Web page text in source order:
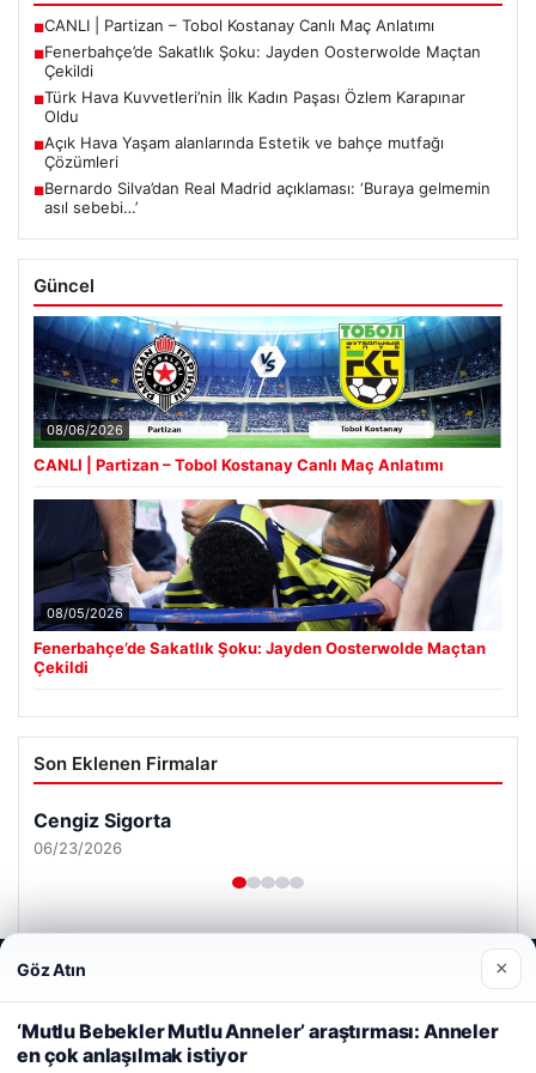
■CANLI | Partizan – Tobol Kostanay Canlı Maç Anlatımı
■Fenerbahçe’de Sakatlık Şoku: Jayden Oosterwolde Maçtan
Çekildi
■Türk Hava Kuvvetleri’nin İlk Kadın Paşası Özlem Karapınar
Oldu
■Açık Hava Yaşam alanlarında Estetik ve bahçe mutfağı
Çözümleri
■Bernardo Silva’dan Real Madrid açıklaması: ‘Buraya gelmemin
asıl sebebi…’
Güncel
08/06/2026
CANLI | Partizan – Tobol Kostanay Canlı Maç Anlatımı
08/05/2026
Fenerbahçe’de Sakatlık Şoku: Jayden Oosterwolde Maçtan
Çekildi
Son Eklenen Firmalar
Cengiz Sigorta
06/23/2026
© 2026 Haber Nerde | Güncel Haberler
Web sitemizi nasıl kullandığınızı daha iyi anlayabilmek,
deneyiminizi kişiselleştirmek ve geliştirmek amacıyla çerezler
kullanıyoruz.
Çerez Politikamız
Reddet Kabul Et
Göz Atın ×
‘Mutlu Bebekler Mutlu Anneler’ araştırması: Anneler
en çok anlaşılmak istiyor